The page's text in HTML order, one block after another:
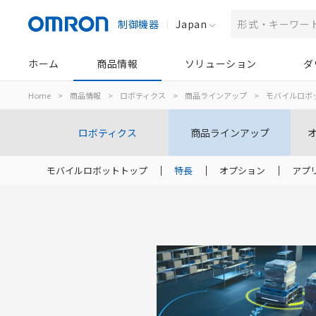
制御機器 Japan
ホーム 商品情報 ソリューション
Home > 商品情報 > ロボティクス > 商品ラインアップ > モバイルロボ
ロボティクス 商品ラインアップ
モバイルロボットトップ 特長 オプション アプ